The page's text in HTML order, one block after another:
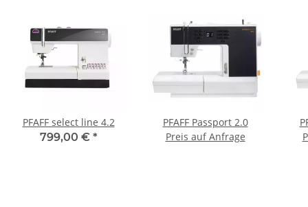
PFAFF select line 4.2
799,00 € *
PFAFF Passport 2.0
Preis auf Anfrage